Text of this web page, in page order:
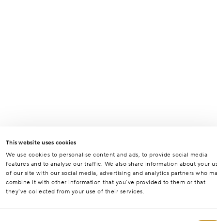
This website uses cookies
We use cookies to personalise content and ads, to provide social media
features and to analyse our traffic. We also share information about your
of our site with our social media, advertising and analytics partners who
combine it with other information that you’ve provided to them or that
they’ve collected from your use of their services.